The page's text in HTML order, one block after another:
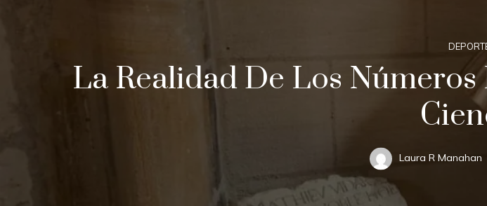
La Realidad De Los
Laura R Manahan